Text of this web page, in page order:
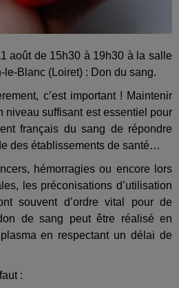
août de 15h30 à 19h30 à la salle
Blanc (Loiret) : Don du sang.
c’est important ! Maintenir
niveau suffisant est essentiel pour
français du sang de répondre
des établissements de santé…
hémorragies ou encore lors
les préconisations d’utilisation
souvent d’ordre vital pour de
de sang peut être réalisé en
en respectant un délai de
: